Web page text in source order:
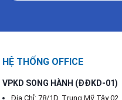
HỆ THỐNG OFFICE
VPKD SONG HÀNH (ĐĐKD-01)
Địa Chỉ: 78/1D, Trung Mỹ Tây